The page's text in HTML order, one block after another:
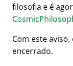
filosofia e é
Com este
encerrado.